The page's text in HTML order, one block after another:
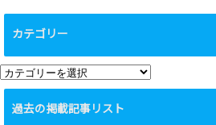
カテゴリー
カ
テ
過去の掲載記事リスト